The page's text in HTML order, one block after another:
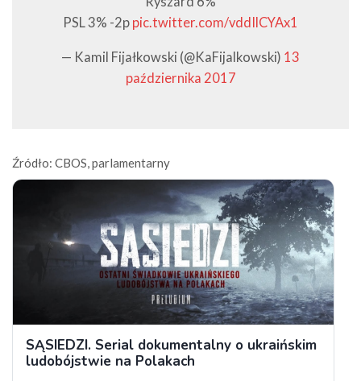
PSL 3% -2p pic.twitter.com/vddIlCYAx1
— Kamil Fijałkowski (@KaFijalkowski) 13
października 2017
Źródło: CBOS, parlamentarny